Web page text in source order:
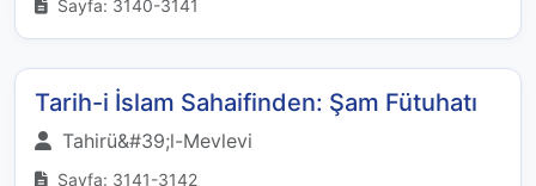
Sayfa: 3140-3141
Tarih-i İslam Sahaifinden: Şam Fütuhatı
Tahirü&#39;l-Mevlevi
Sayfa: 3141-3142